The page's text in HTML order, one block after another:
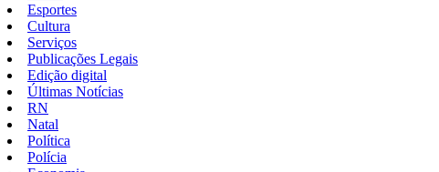
Esportes
Cultura
Serviços
Publicações Legais
Edição digital
Últimas Notícias
RN
Natal
Política
Polícia